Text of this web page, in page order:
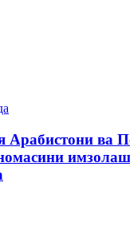
Арабистони ва